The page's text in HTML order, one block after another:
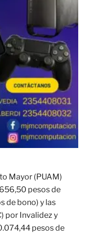
Mayor (PUAM)
pesos de
de bono) y las
por Invalidez y
pesos de